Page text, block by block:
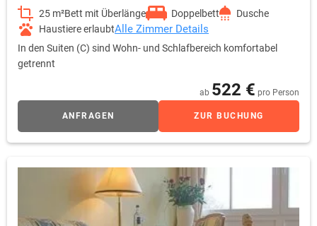
25 m²Bett mit Überlänge Doppelbett
Dusche
Haustiere erlaubtAlle Zimmer Details
In den Suiten (C) sind Wohn- und Schlafbereich komfortabel
getrennt
ab 522 € pro Person
ANFRAGEN ZUR BUCHUNG